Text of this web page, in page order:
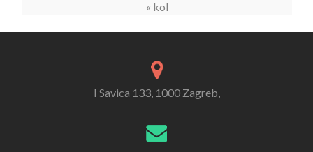
« kol
I Savica 133, 1000 Zagreb,